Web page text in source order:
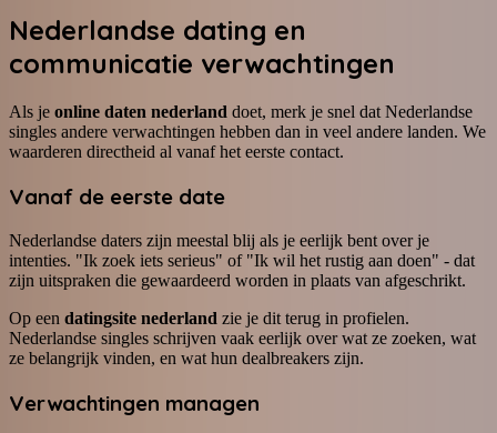
Nederlandse dating en
communicatie verwachtingen
Als je online daten nederland doet, merk je snel dat Nederlandse
singles andere verwachtingen hebben dan in veel andere landen. We
waarderen directheid al vanaf het eerste contact.
Vanaf de eerste date
Nederlandse daters zijn meestal blij als je eerlijk bent over je
intenties. "Ik zoek iets serieus" of "Ik wil het rustig aan doen" - dat
zijn uitspraken die gewaardeerd worden in plaats van afgeschrikt.
Op een datingsite nederland zie je dit terug in profielen.
Nederlandse singles schrijven vaak eerlijk over wat ze zoeken, wat
ze belangrijk vinden, en wat hun dealbreakers zijn.
Verwachtingen managen